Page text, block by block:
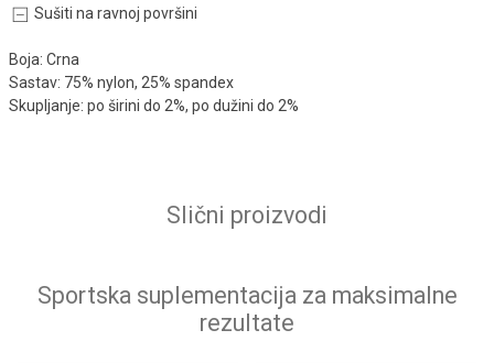
Sušiti na ravnoj površini
Boja: Crna
Sastav: 75% nylon, 25% spandex
Skupljanje: po širini do 2%, po dužini do 2%
Slični proizvodi
Sportska suplementacija za maksimalne
rezultate